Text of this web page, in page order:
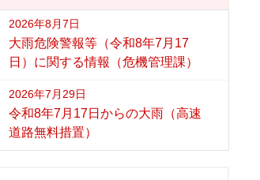
2026年8月7日
大雨危険警報等（令和8年7月17
日）に関する情報（危機管理課）
2026年7月29日
令和8年7月17日からの大雨（高速
道路無料措置）